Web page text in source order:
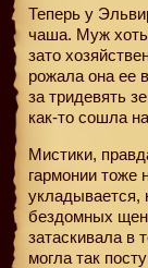
Теперь у
чаша. Муж хоть
зато
рожала она ее
за тридевять
как-то сошла
Мистики,
гармонии тоже
укладывается,
бездомных
затаскивала в
могла так